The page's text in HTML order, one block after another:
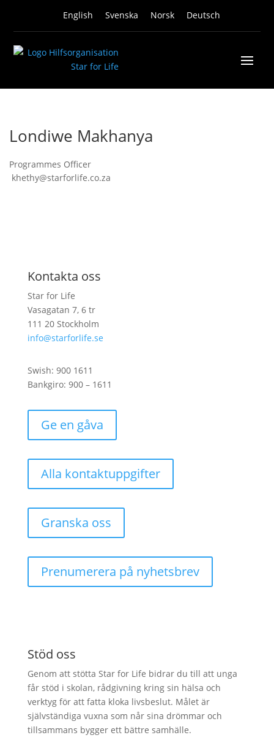
English Svenska Norsk Deutsch
Londiwe Makhanya
Programmes Officer
khethy@starforlife.co.za
Kontakta oss
Star for Life
Vasagatan 7, 6 tr
111 20 Stockholm
info@starforlife.se
Swish: 900 1611
Bankgiro: 900 – 1611
Ge en gåva
Alla kontaktuppgifter
Granska oss
Prenumerera på nyhetsbrev
Stöd oss
Genom att stötta Star for Life bidrar du till att unga
får stöd i skolan, rådgivning kring sin hälsa och
verktyg för att fatta kloka livsbeslut. Målet är
självständiga vuxna som når sina drömmar och
tillsammans bygger ett bättre samhälle.